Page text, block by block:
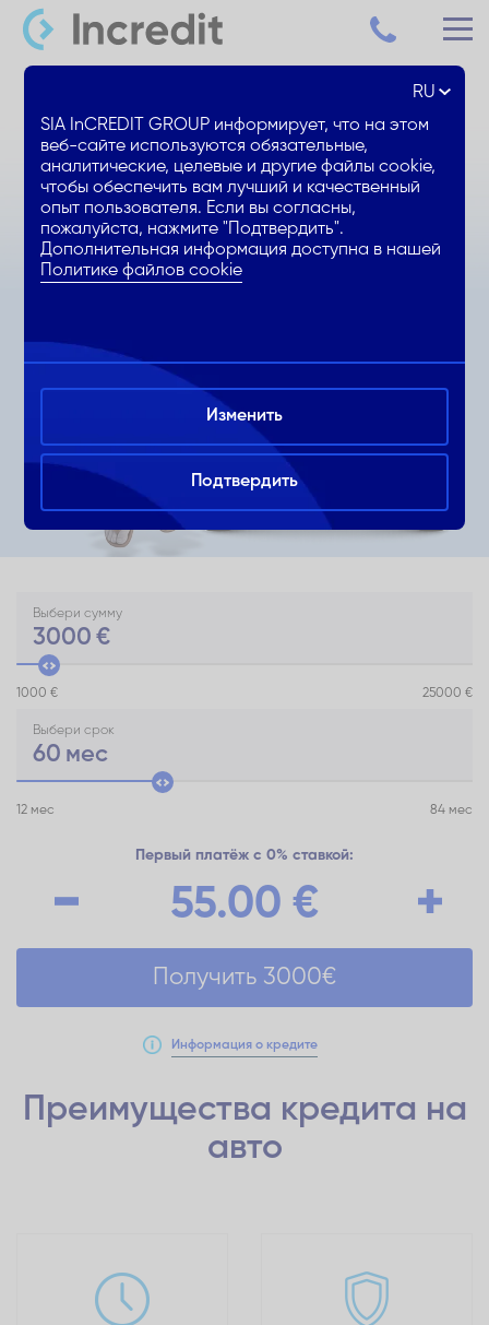
Автокредит до 25 000€
БЕЗ залога до 15 000 €
Получи деньги сразу
Выбирай авто 60 дней
Выбери сумму
3000 €
1000 € 25000 €
Выбери срок
60 мес
12 мес 84 мес
Первый платёж с 0% ставкой:
55.00 €
Получить 3000€
Информация о кредите
Преимущества кредита на
авто
RU
SIA InCREDIT GROUP информирует, что на этом
веб-сайте используются обязательные,
аналитические, целевые и другие файлы cookie,
чтобы обеспечить вам лучший и качественный
опыт пользователя. Если вы согласны,
пожалуйста, нажмите "Подтвердить".
Дополнительная информация доступна в нашей
Политике файлов cookie
Изменить
Подтвердить